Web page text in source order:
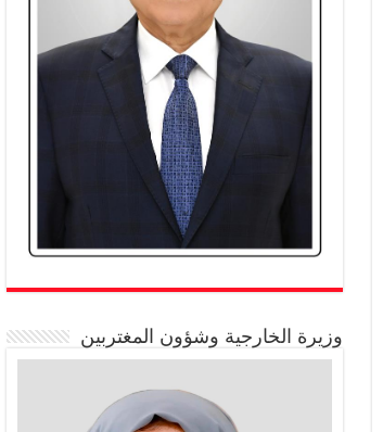
وزيرة الخارجية وشؤون المغتربين